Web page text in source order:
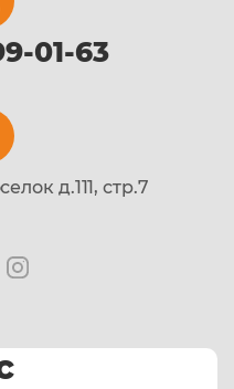
01-63
д.111, стр.7